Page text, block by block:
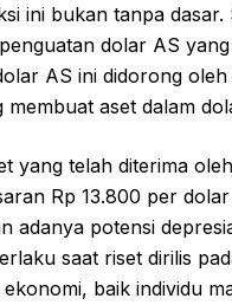
ini bukan tanpa
dolar AS
AS ini didorong
membuat aset dalam
yang telah diterima
Rp 13.800 per
adanya potensi
saat riset dirilis
baik individu